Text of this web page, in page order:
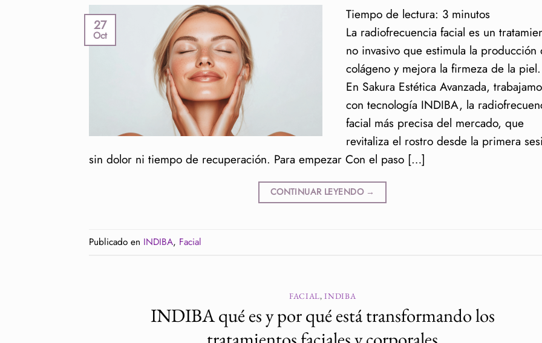
27
Oct
Tiempo de lectura: 3 minutos
La radiofrecuencia facial es un
no invasivo que estimula la producción
colágeno y mejora la firmeza de la piel.
En Sakura Estética Avanzada,
con tecnología INDIBA, la
facial más precisa del mercado, que
revitaliza el rostro desde la primera
sin dolor ni tiempo de recuperación. Para empezar Con el paso […]
CONTINUAR LEYENDO →
Publicado en INDIBA, Facial
FACIAL,INDIBA
INDIBA qué es y por qué está transformando los